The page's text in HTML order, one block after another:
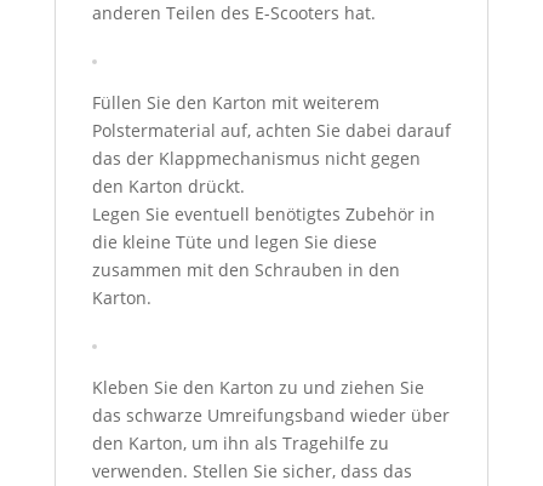
anderen Teilen des E-Scooters hat.
Füllen Sie den Karton mit weiterem
Polstermaterial auf, achten Sie dabei darauf
das der Klappmechanismus nicht gegen
den Karton drückt.
Legen Sie eventuell benötigtes Zubehör in
die kleine Tüte und legen Sie diese
zusammen mit den Schrauben in den
Karton.
Kleben Sie den Karton zu und ziehen Sie
das schwarze Umreifungsband wieder über
den Karton, um ihn als Tragehilfe zu
verwenden. Stellen Sie sicher, dass das